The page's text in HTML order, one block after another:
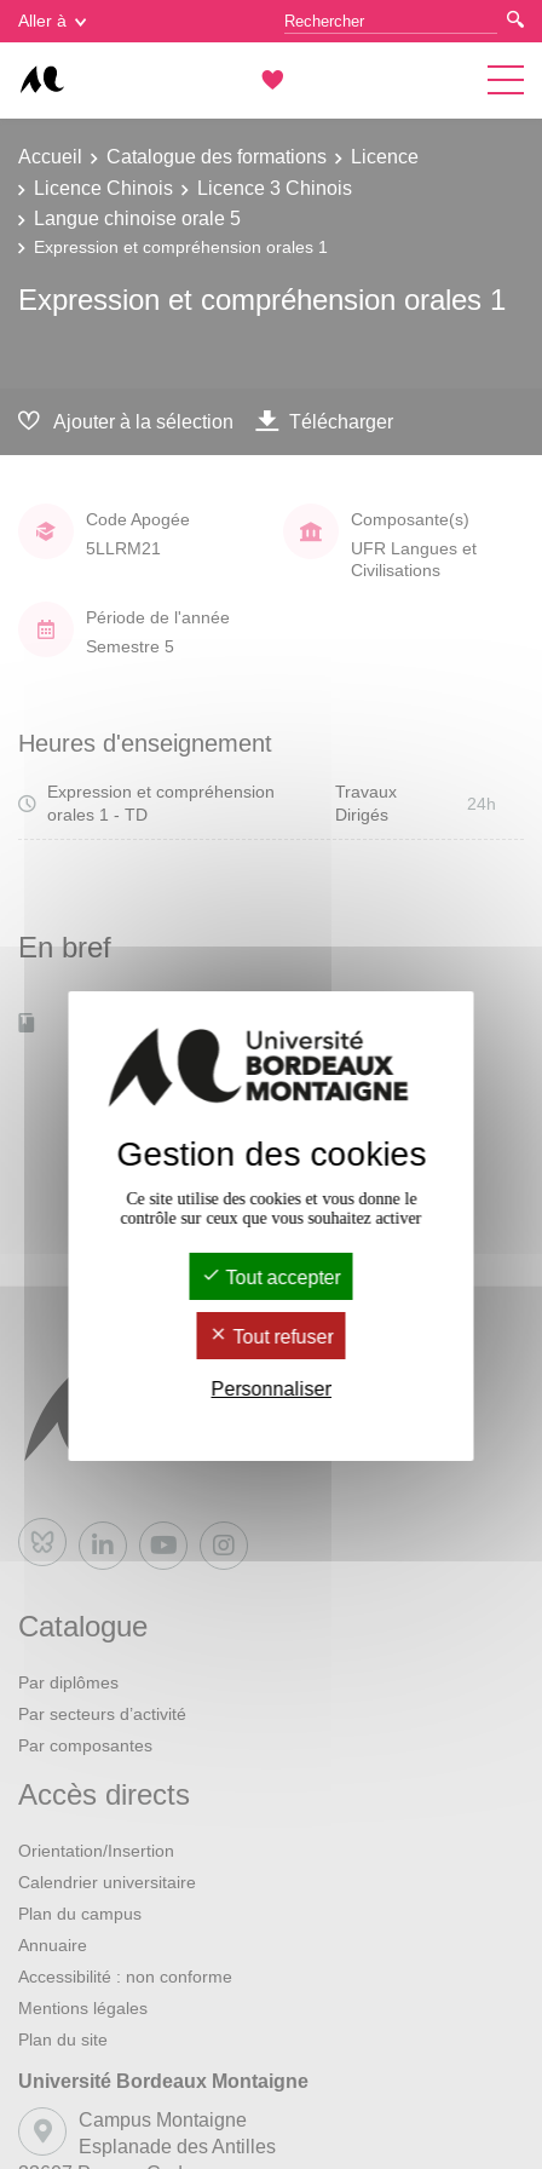
Aller à
Accueil Catalogue des formations
Licence
Licence Chinois
Licence 3 Chinois
Langue chinoise orale 5
Expression et compréhension orales 1
Expression et compréhension orales 1
Ajouter à la sélection Télécharger
Code Apogée
5LLRM21
Composante(s)
UFR Langues et
Civilisations
Période de l'année
Semestre 5
Heures d'enseignement
Expression et compréhension
orales 1 - TD
Travaux
Dirigés
24h
En bref
Accessible à distance
Bluesky
Catalogue
Par diplômes
Par secteurs d’activité
Par composantes
Accès directs
Orientation/Insertion
Calendrier universitaire
Plan du campus
Annuaire
Accessibilité : non conforme
Mentions légales
Plan du site
Université Bordeaux Montaigne
Campus Montaigne
Esplanade des Antilles
Gestion des cookies
Gestion des cookies
Ce site utilise des cookies et vous donne le
contrôle sur ceux que vous souhaitez activer
Tout accepter
Tout refuser
Personnaliser